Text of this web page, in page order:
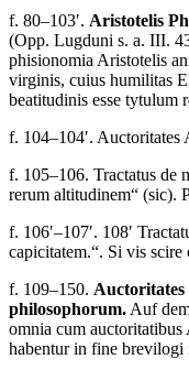
f. 80–103′. Aristotelis
(Opp. Lugduni s. a. III.
phisionomia Aristotelis
virginis, cuius humilitas
beatitudinis esse tytulum
f. 104–104′. Auctoritates
f. 105–106. Tractatus de
rerum altitudinem“ (sic).
f. 106′–107′. 108′
capicitatem.“. Si vis scire
f. 109–150. Auctoritates
philosophorum. Auf
omnia cum
habentur in fine brevilogi